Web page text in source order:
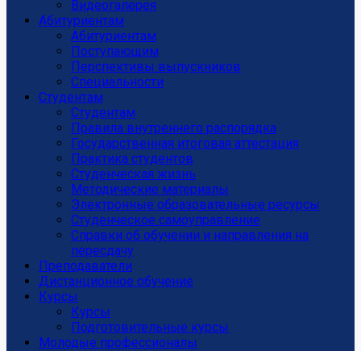
Видеогалерея
Абитуриентам
Абитуриентам
Поступающим
Перспективы выпускников
Специальности
Студентам
Студентам
Правила внутреннего распорядка
Государственная итоговая аттестация
Практика студентов
Студенческая жизнь
Методические материалы
Электронные образовательные ресурсы
Студенческое самоуправление
Справки об обучении и направления на
пересдачу
Преподаватели
Дистанционное обучение
Курсы
Курсы
Подготовительные курсы
Молодые профессионалы